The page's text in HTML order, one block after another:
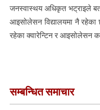
जनस्वास्थय अधिकृत भट्राइले
आइसोलेसन विद्यालयमा नै
रहेका क्वारेन्टिन र आइसोलेसन
सम्बन्धित समाचार